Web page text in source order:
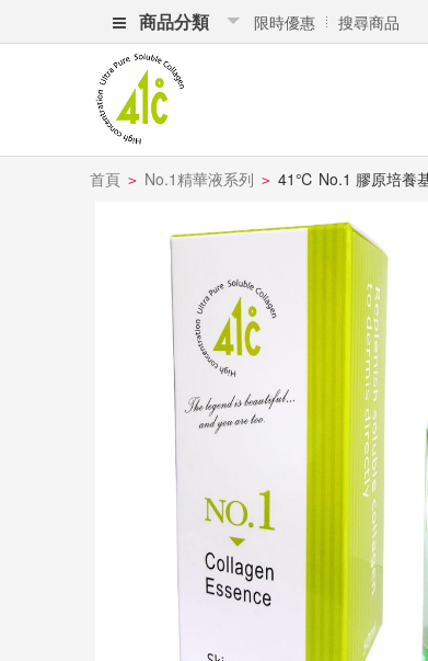
商品分類 限時優惠 搜尋商品
首頁 > No.1精華液系列 > 41℃ No.1 膠原培養